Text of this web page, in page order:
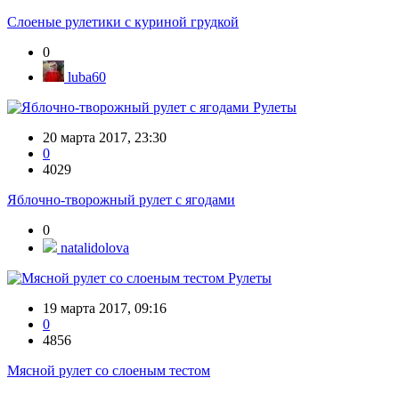
Слоеные рулетики с куриной грудкой
0
luba60
Рулеты
20 марта 2017, 23:30
0
4029
Яблочно-творожный рулет с ягодами
0
natalidolova
Рулеты
19 марта 2017, 09:16
0
4856
Мясной рулет со слоеным тестом